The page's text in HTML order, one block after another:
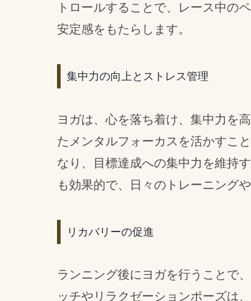
トロールすることで、レース中の
安定感をもたらします。
集中力の向上とストレス管理
ヨガは、心を落ち着け、集中力を
たメンタルフォーカスを活かすこ
なり、目標達成への集中力を維持
も効果的で、日々のトレーニング
リカバリーの促進
ランニング後にヨガを行うことで
ッチやリラクゼーションポーズは